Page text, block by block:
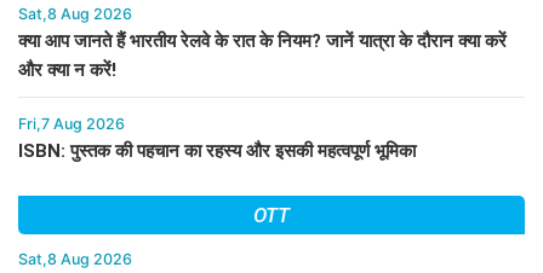
Sat,8 Aug 2026
क्या आप जानते हैं भारतीय रेलवे के रात के नियम? जानें यात्रा के दौरान क्या करें
और क्या न करें!
Fri,7 Aug 2026
ISBN: पुस्तक की पहचान का रहस्य और इसकी महत्वपूर्ण भूमिका
OTT
Sat,8 Aug 2026